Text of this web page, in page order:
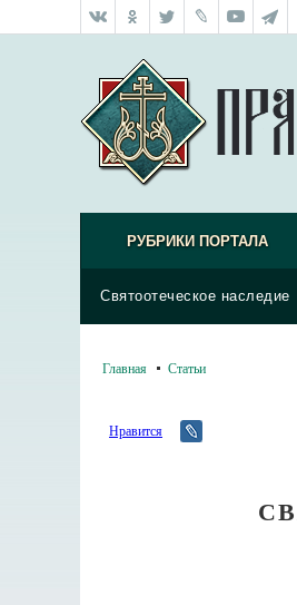
РУБРИКИ ПОРТАЛА
Святоотеческое наследие
Главная Статьи
Нравится